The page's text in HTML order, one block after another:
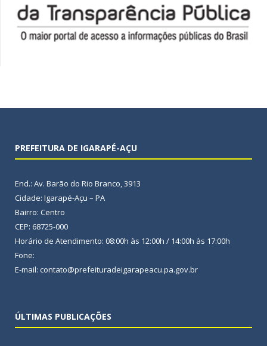
PREFEITURA DE IGARAPÉ-AÇU
End.: Av. Barão do Rio Branco, 3913
Cidade: Igarapé-Açu – PA
Bairro: Centro
CEP: 68725-000
Horário de Atendimento: 08:00h às 12:00h / 14:00h às 17:00h
Fone:
E-mail: contato@prefeituradeigarapeacu.pa.gov.br
ÚLTIMAS PUBLICAÇÕES